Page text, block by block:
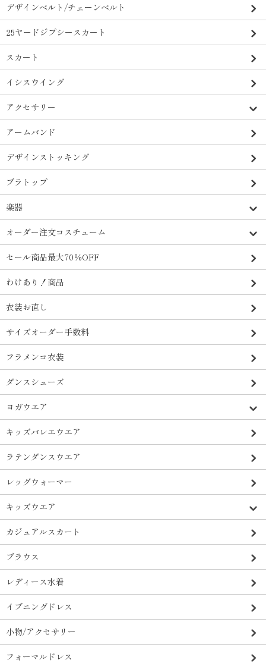
デザインベルト/チェーンベルト
25ヤードジプシースカート
スカート
イシスウイング
アクセサリー
アームバンド
デザインストッキング
ブラトップ
楽器
オーダー注文コスチューム
セール商品最大70％OFF
わけあり！商品
衣装お直し
サイズオーダー手数料
フラメンコ衣装
ダンスシューズ
ヨガウエア
キッズバレエウエア
ラテンダンスウエア
レッグウォーマー
キッズウエア
カジュアルスカート
ブラウス
レディース水着
イブニングドレス
小物/アクセサリー
フォーマルドレス